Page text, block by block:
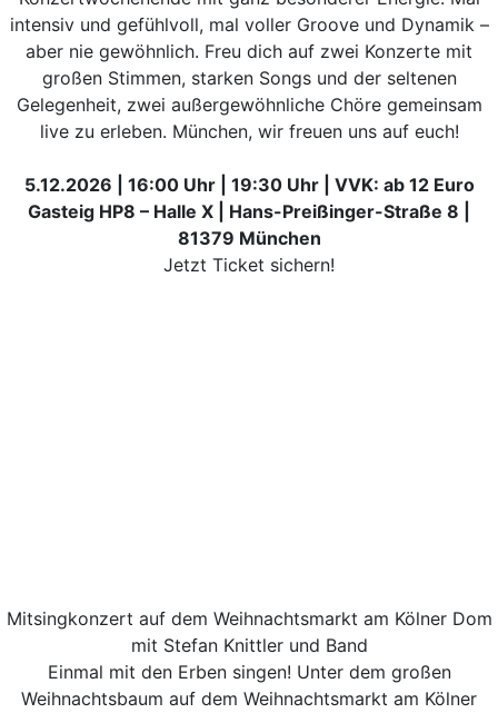
intensiv und gefühlvoll, mal voller Groove und Dynamik –
aber nie gewöhnlich. Freu dich auf zwei Konzerte mit
großen Stimmen, starken Songs und der seltenen
Gelegenheit, zwei außergewöhnliche Chöre gemeinsam
live zu erleben. München, wir freuen uns auf euch!
5.12.2026 | 16:00 Uhr | 19:30 Uhr | VVK: ab 12 Euro
Gasteig HP8 – Halle X | Hans-Preißinger-Straße 8 |
81379 München
Jetzt Ticket sichern!
Mitsingkonzert auf dem Weihnachtsmarkt am Kölner Dom
mit Stefan Knittler und Band
Einmal mit den Erben singen! Unter dem großen
Weihnachtsbaum auf dem Weihnachtsmarkt am Kölner